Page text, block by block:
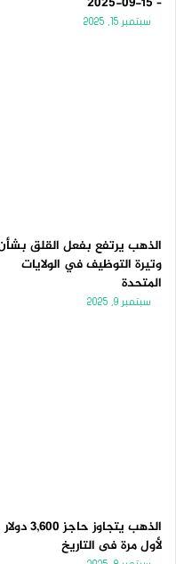
سبتمبر 15, 2025
الذهب يرتفع بفعل القلق
وتيرة التوظيف في الولايات
المتحدة
سبتمبر 9, 2025
الذهب يتجاوز حاجز 3,600 دولار
لأول مرة فى التاريخ